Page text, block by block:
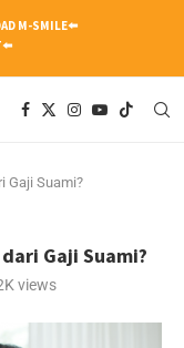
M-SMILE⬅️
Gaji Suami?
Gaji Suami?
views